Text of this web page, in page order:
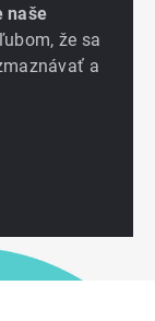
naše
že sa
a